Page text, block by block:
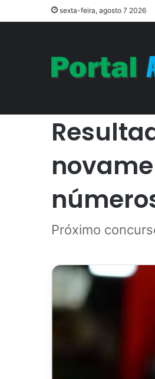
sexta-feira, agosto 7 2026
Início/ Loterias/
Próximo